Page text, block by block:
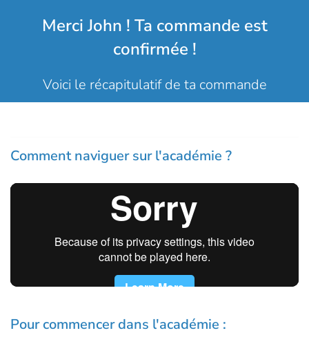
Merci John ! Ta commande est
confirmée !
Voici le récapitulatif de ta commande
Comment naviguer sur l'académie ?
Pour commencer dans l'académie :